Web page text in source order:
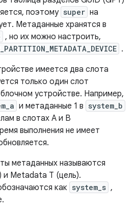
поэтому super на
Метаданные хранятся в
, но их можно настроить,
.
имеется два слота
только один слот
устройстве. Например,
и метаданные 1 в system_b
в слотах A и B
выполнения не имеет
метаданных называются
и Metadata T (цель).
как system_s ,